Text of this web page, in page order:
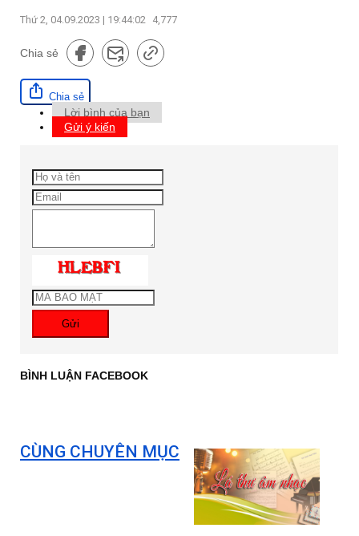
Thứ 2, 04.09.2023 | 19:44:02 4,777
Chia sẻ
Chia sẻ
Lời bình của bạn
Gửi ý kiến
Gửi
BÌNH LUẬN FACEBOOK
CÙNG CHUYÊN MỤC